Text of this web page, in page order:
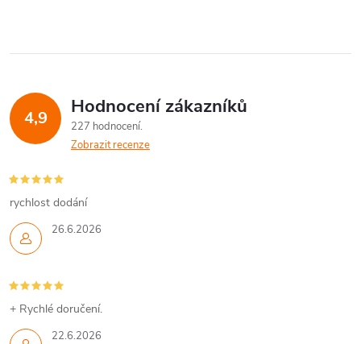
4,9 Hodnocení zákazníků
227 hodnocení
Zobrazit recenze
26.6.2026
rychlost dodání
22.6.2026
+ Rychlé doručení.